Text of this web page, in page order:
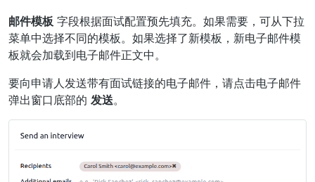
邮件模板 字段根据面试配置预先填充。如果需要，可从下拉
菜单中选择不同的模板。如果选择了新模板，新电子邮件模
板就会加载到电子邮件正文中。
要向申请人发送带有面试链接的电子邮件，请点击电子邮件
弹出窗口底部的 发送。